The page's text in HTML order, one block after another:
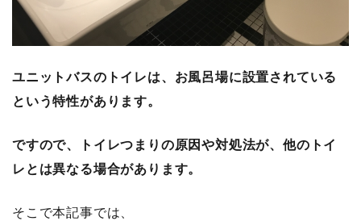
ユニットバスのトイレは、お風呂場に設置されている
という特性があります。
ですので、トイレつまりの原因や対処法が、他のトイ
レとは異なる場合があります。
そこで本記事では、